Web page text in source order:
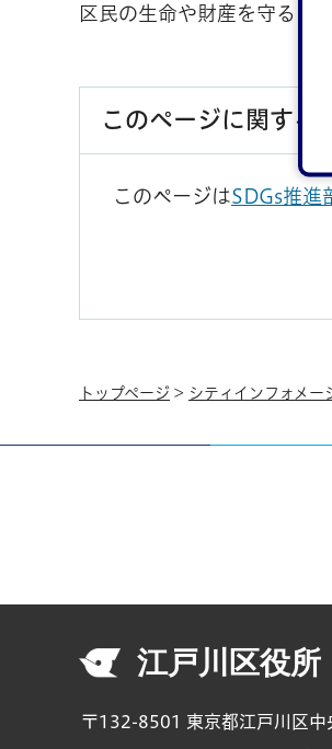
区民の生命や財産を守るこ
このページに関する
このページはSDGs推進
トップページ > シティインフォメー
江戸川区役所
〒132-8501 東京都江戸川区中